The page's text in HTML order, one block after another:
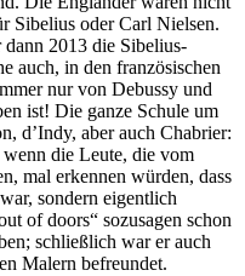
Sibelius oder Carl Nielsen.
dann 2013 die Sibelius-
auch, in den französischen
nur von Debussy und
ist! Die ganze Schule um
d’Indy, aber auch Chabrier:
die Leute, die vom
mal erkennen würden, dass
sondern eigentlich
of doors“ sozusagen schon
schließlich war er auch
Malern befreundet.